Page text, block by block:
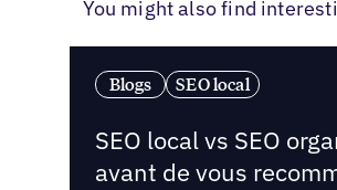
You might also find
Blogs SEO local
SEO local vs SEO
avant de vous